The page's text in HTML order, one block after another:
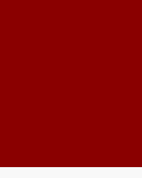
Дијалог меѓу Владата